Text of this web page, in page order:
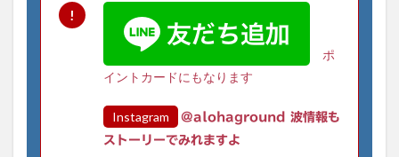
ポ
イントカードにもなります
Instagram
@alohaground 波情報も
ストーリーでみれますよ